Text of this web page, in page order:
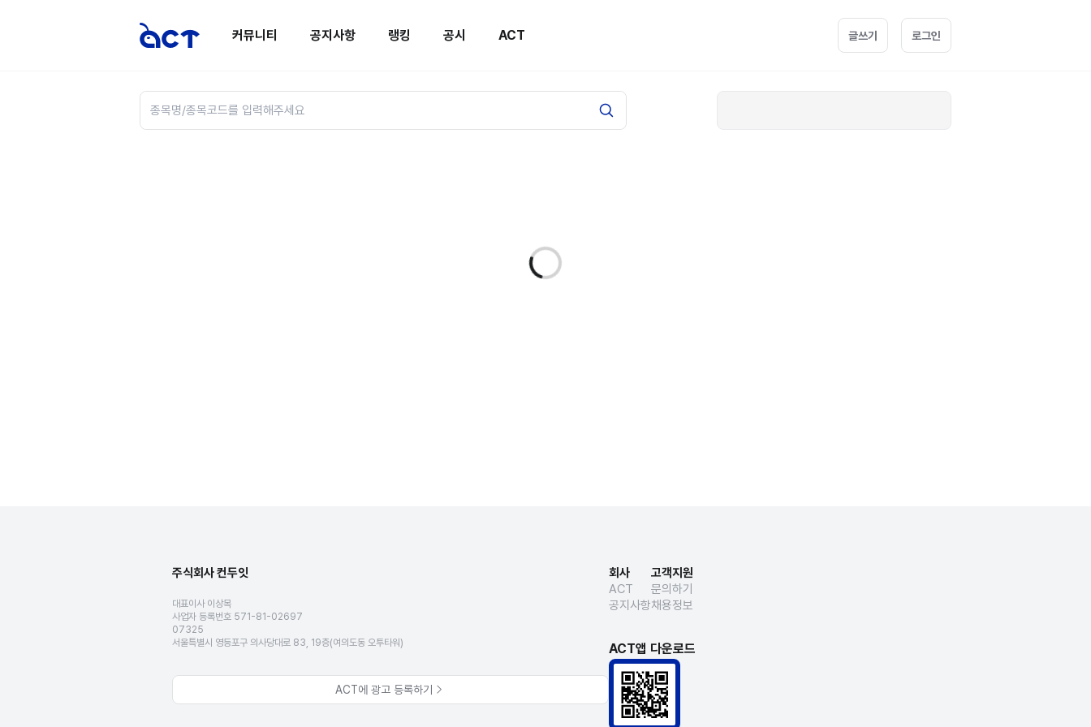
커뮤니티 공지사항 랭킹 공시 ACT 글쓰기 로그인
주식회사 컨두잇
대표이사 이상목
사업자 등록번호 571-81-02697
07325
서울특별시 영등포구 의사당대로 83, 19층(여의도동 오투타워)
ACT에 광고 등록하기
회사
ACT
공지사항
고객지원
문의하기
채용정보
ACT앱 다운로드